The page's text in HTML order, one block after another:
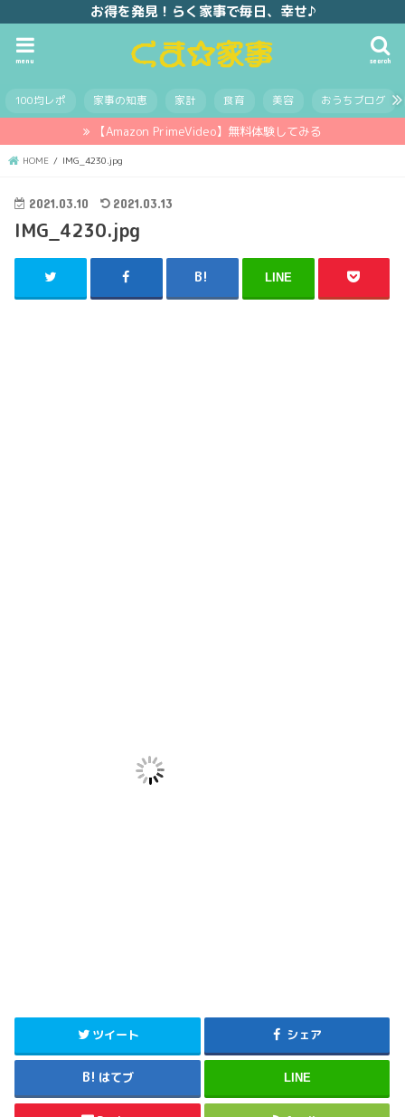
お得を発見！らく家事で毎日、幸せ♪
search
menu
100均レポ 家事の知恵 家計 食育 美容 おうちブログ
【Amazon PrimeVideo】無料体験してみる
HOME IMG_4230.jpg
2021.03.10 2021.03.13
IMG_4230.jpg
LINE
ツイート シェア
はてブ LINE